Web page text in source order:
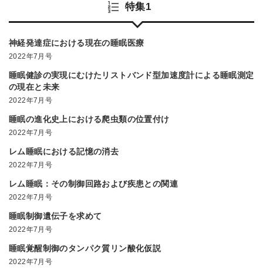
特集1
神経発達症における現在の睡眠医療
2022年7月号
睡眠健診の実現にむけたリストバンド型加速度計による睡眠測定
の現在と未来
2022年7月号
睡眠の進化史上における爬虫類の位置付け
2022年7月号
レム睡眠における記憶の消去
2022年7月号
レム睡眠：その制御回路および疾患との関連
2022年7月号
睡眠制御遺伝子を求めて
2022年7月号
睡眠覚醒制御のタンパク質リン酸化仮説
2022年7月号